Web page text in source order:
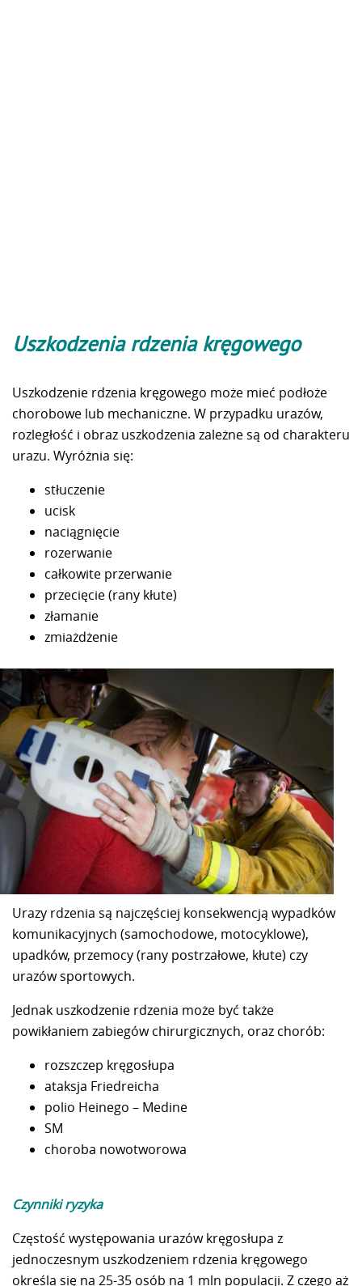
Uszkodzenia rdzenia kręgowego
Uszkodzenie rdzenia kręgowego może mieć podłoże
chorobowe lub mechaniczne. W przypadku urazów,
rozległość i obraz uszkodzenia zależne są od charakteru
urazu. Wyróżnia się:
stłuczenie
ucisk
naciągnięcie
rozerwanie
całkowite przerwanie
przecięcie (rany kłute)
złamanie
zmiażdżenie
Urazy rdzenia są najczęściej konsekwencją wypadków
komunikacyjnych (samochodowe, motocyklowe),
upadków, przemocy (rany postrzałowe, kłute) czy
urazów sportowych.
Jednak uszkodzenie rdzenia może być także
powikłaniem zabiegów chirurgicznych, oraz chorób:
rozszczep kręgosłupa
ataksja Friedreicha
polio Heinego – Medine
SM
choroba nowotworowa
Czynniki ryzyka
Częstość występowania urazów kręgosłupa z
jednoczesnym uszkodzeniem rdzenia kręgowego
określa się na 25-35 osób na 1 mln populacji. Z czego aż